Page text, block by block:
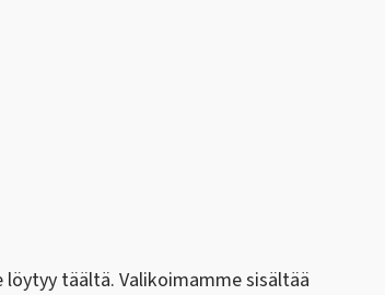
täältä. Valikoimamme sisältää